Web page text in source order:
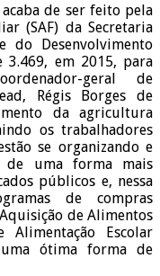
de ser feito pela
(SAF) da Secretaria
do Desenvolvimento
em 2015, para
geral de
Régis Borges de
da agricultura
os trabalhadores
se organizando e
de uma forma mais
públicos e, nessa
de compras
de Alimentos
Escolar
ótima forma de